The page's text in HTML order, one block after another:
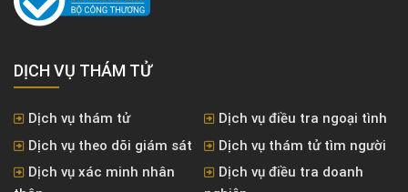
DỊCH VỤ THÁM TỬ
Dịch vụ thám tử
Dịch vụ điều tra ngoại tình
Dịch vụ theo dõi giám sát
Dịch vụ thám tử tìm người
Dịch vụ xác minh nhân
Dịch vụ điều tra doanh